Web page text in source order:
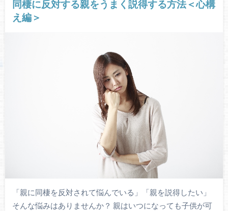
同棲に反対する親をうまく説得する方法＜心構
え編＞
「親に同棲を反対されて悩んでいる」「親を説得したい」
そんな悩みはありませんか？ 親はいつになっても子供が可